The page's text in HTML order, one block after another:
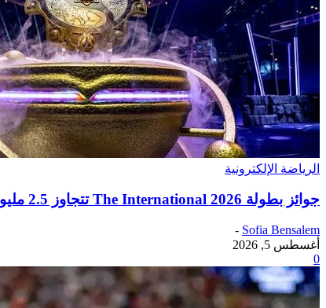
الرياضة الإلكترونية
جوائز بطولة The International 2026 تتجاوز 2.5 مليون دولار
Sofia Bensalem
-
أغسطس 5, 2026
0